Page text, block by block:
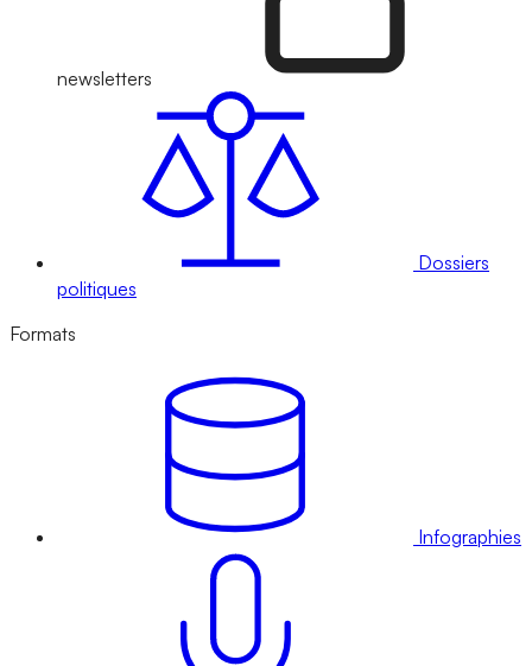
newsletters
Dossiers
politiques
Formats
Infographies